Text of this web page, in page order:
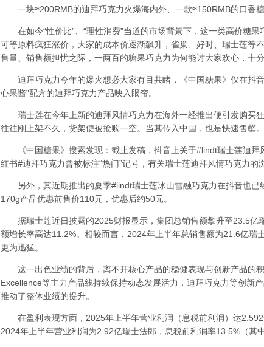
一块≈200RMB的迪拜巧克力火爆海内外、一款≈150RMB的口香糖
在如今“性价比”、“理性消费”当道的市场背景下，这一类高价糖果
可等原料疯狂涨价，大家的成本价逐渐飙升，雀巢、好时、瑞士莲等
售量、销售额担忧之际，一两百的糖果巧克力为何能讨大家欢心，十分
迪拜巧克力今年的爆火想必大家有目共睹，《中国糖果》仅在抖
心果酱”配方的迪拜巧克力产品映入眼帘。
瑞士莲在今年上新的迪拜风情巧克力在海外一经推出便引发购买狂
往往刚上架不久，货架便被抢购一空。当其传入中国，也是快速售罄。
《中国糖果》搜索发现：截止发稿，抖音上关于#lindt瑞士莲迪拜
红书#迪拜巧克力曾被标注“热门”记号，有关瑞士莲迪拜风情巧克力的
另外，其近期推出的夏季#lindt瑞士莲冰山雪融巧克力在抖音也已
170g产品优惠前售价110元，优惠后约50元。
据瑞士莲近日披露的2025财报显示，集团总销售额攀升至23.5亿
额增长率高达11.2%。相较而言，2024年上半年总销售额为21.6亿瑞
更为迅猛。
这一出色业绩的背后，离不开核心产品的稳健表现与创新产品的积
Excellence等主力产品线持续保持动态发展活力，迪拜巧克力等创新
推动了整体业绩的提升。
在盈利表现方面，2025年上半年营业利润（息税前利润）达2.592
2024年上半年营业利润为2.92亿瑞士法郎，息税前利润率13.5%（其